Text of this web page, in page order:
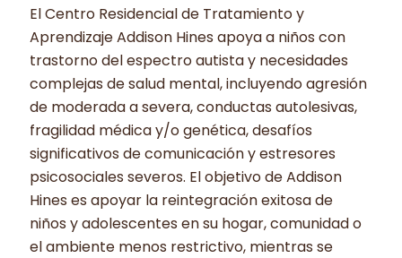
El Centro Residencial de Tratamiento y
Aprendizaje Addison Hines apoya a niños con
trastorno del espectro autista y necesidades
complejas de salud mental, incluyendo agresión
de moderada a severa, conductas autolesivas,
fragilidad médica y/o genética, desafíos
significativos de comunicación y estresores
psicosociales severos. El objetivo de Addison
Hines es apoyar la reintegración exitosa de
niños y adolescentes en su hogar, comunidad o
el ambiente menos restrictivo, mientras se